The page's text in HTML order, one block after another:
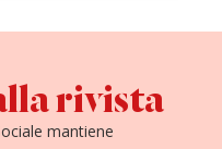
rivista
mantiene